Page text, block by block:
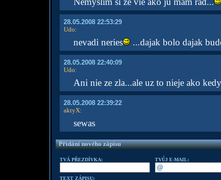
28.05.2008 22:53:29
Udo:
nevadi neries ...dajak bolo dajak
28.05.2008 22:40:09
Udo:
Ani nie ze zla...ale uz to nieje ako
28.05.2008 22:39:22
aktyX:
sewas
Přidání nového zápisu
TVÁ PŘEZDÍVKA: TVŮJ E-MAIL:
TEXT ZÁPISU: